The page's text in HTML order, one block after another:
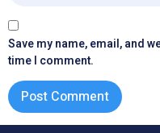
Save my name, email, and
time I comment.